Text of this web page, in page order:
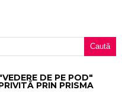
DE PE POD"
PRIN PRISMA